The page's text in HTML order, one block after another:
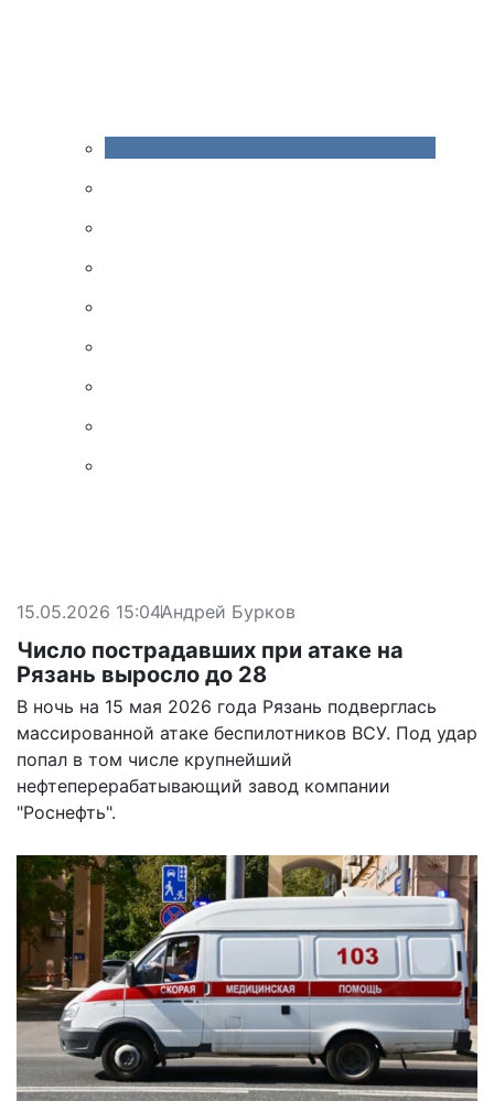
15.05.2026 15:04Андрей Бурков
Число пострадавших при атаке на
Рязань выросло до 28
В ночь на 15 мая 2026 года Рязань подверглась
массированной атаке беспилотников ВСУ. Под удар
попал в том числе крупнейший
нефтеперерабатывающий завод компании
"Роснефть".